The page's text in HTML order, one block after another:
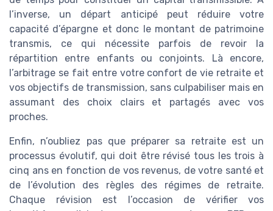
l’inverse, un départ anticipé peut réduire votre
capacité d’épargne et donc le montant de patrimoine
transmis, ce qui nécessite parfois de revoir la
répartition entre enfants ou conjoints. Là encore,
l’arbitrage se fait entre votre confort de vie retraite et
vos objectifs de transmission, sans culpabiliser mais en
assumant des choix clairs et partagés avec vos
proches.
Enfin, n’oubliez pas que préparer sa retraite est un
processus évolutif, qui doit être révisé tous les trois à
cinq ans en fonction de vos revenus, de votre santé et
de l’évolution des règles des régimes de retraite.
Chaque révision est l’occasion de vérifier vos